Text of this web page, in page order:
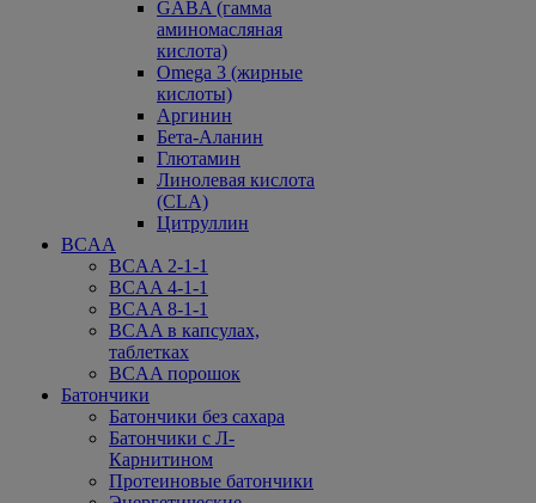
GABA (гамма
аминомасляная
кислота)
Omega 3 (жирные
кислоты)
Аргинин
Бета-Аланин
Глютамин
Линолевая кислота
(CLA)
Цитруллин
BCAA
BCAA 2-1-1
BCAA 4-1-1
BCAA 8-1-1
BCAA в капсулах,
таблетках
BCAA порошок
Батончики
Батончики без сахара
Батончики с Л-
Карнитином
Протеиновые батончики